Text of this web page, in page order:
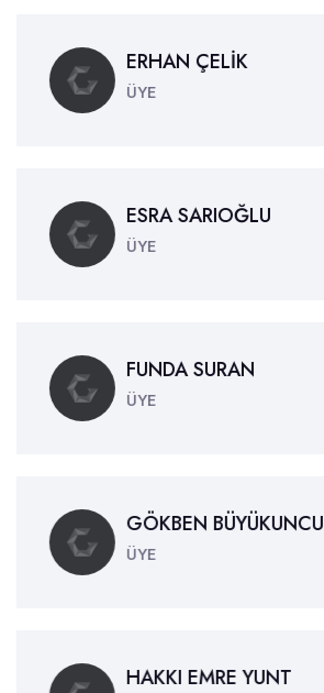
ERHAN ÇELİK
ÜYE
ESRA SARIOĞLU
ÜYE
FUNDA SURAN
ÜYE
GÖKBEN BÜYÜKUNCU
ÜYE
HAKKI EMRE YUNT